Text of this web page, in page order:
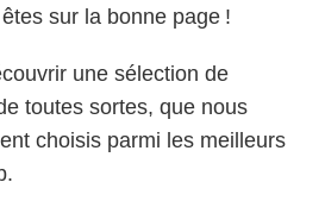
sur la bonne page !
une sélection de
toutes sortes, que nous
choisis parmi les meilleurs